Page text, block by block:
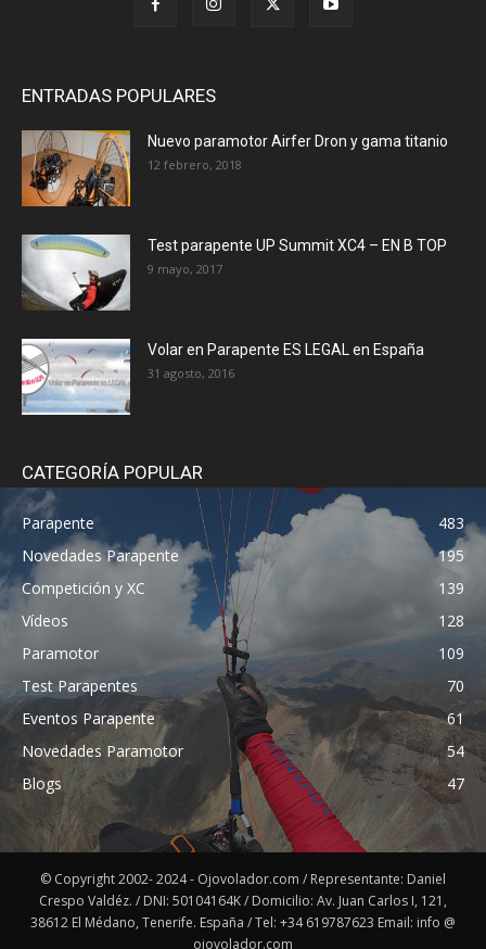
ENTRADAS POPULARES
Nuevo paramotor Airfer Dron y gama titanio
12 febrero, 2018
Test parapente UP Summit XC4 – EN B TOP
9 mayo, 2017
Volar en Parapente ES LEGAL en España
31 agosto, 2016
CATEGORÍA POPULAR
Parapente
483
Novedades Parapente
195
Competición y XC
139
Vídeos
128
Paramotor
109
Test Parapentes
70
Eventos Parapente
61
Novedades Paramotor
54
Blogs
47
© Copyright 2002- 2024 - Ojovolador.com / Representante: Daniel
Crespo Valdéz. / DNI: 50104164K / Domicilio: Av. Juan Carlos I, 121,
38612 El Médano, Tenerife. España / Tel: +34 619787623 Email: info @
ojovolador.com